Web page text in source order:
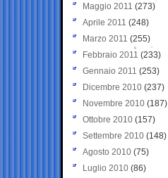
Maggio 2011 (273)
Aprile 2011 (248)
Marzo 2011 (255)
Febbraio 2011 (233)
Gennaio 2011 (253)
Dicembre 2010 (237)
Novembre 2010 (187)
Ottobre 2010 (157)
Settembre 2010 (148)
Agosto 2010 (75)
Luglio 2010 (86)